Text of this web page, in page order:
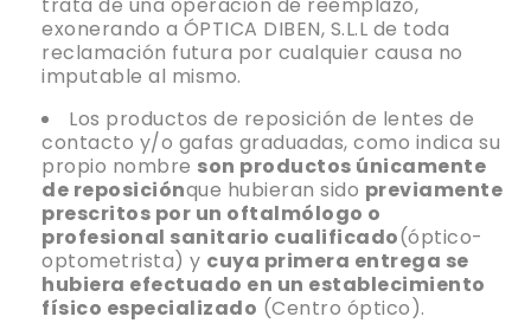
exonerando a ÓPTICA DIBEN, S.L.L de toda
reclamación futura por cualquier causa no
imputable al mismo.
Los productos de reposición de lentes de
contacto y/o gafas graduadas, como indica su
propio nombre son productos únicamente
de reposiciónque hubieran sido previamente
prescritos por un oftalmólogo o
profesional sanitario cualificado(óptico-
optometrista) y cuya primera entrega se
hubiera efectuado en un establecimiento
físico especializado (Centro óptico).